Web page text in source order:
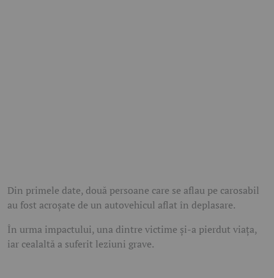
Din primele date, două persoane care se aflau pe carosabil
au fost acroșate de un autovehicul aflat în deplasare.
În urma impactului, una dintre victime și-a pierdut viața,
iar cealaltă a suferit leziuni grave.